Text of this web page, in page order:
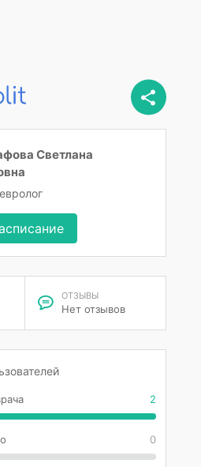
Светлана
ОТЗЫВЫ
Нет отзывов
2
0